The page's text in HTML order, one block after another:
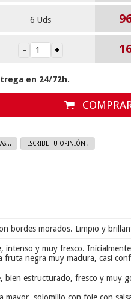
6 Uds
en 24/72h.
ESCRIBE TU OPINIÓN !
bordes morados. Limpio y
intenso y muy fresco.
fruta negra muy madura, casi
bien estructurado, fresco y muy